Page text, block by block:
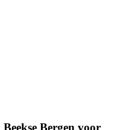
Bergen voor